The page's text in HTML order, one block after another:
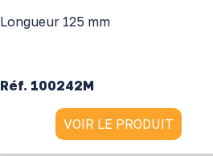
Longueur 125 mm
Réf. 100242M
VOIR LE PRODUIT